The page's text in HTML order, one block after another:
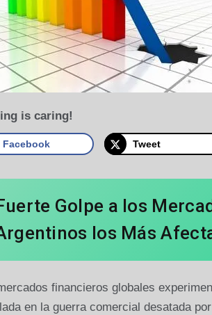
is caring!
Facebook Tweet
Golpe a los
los Más
financieros globales
en la guerra comercial desatada